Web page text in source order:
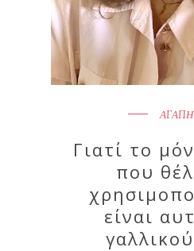
ΑΓΑΠΗ
Γιατί το
που
είναι